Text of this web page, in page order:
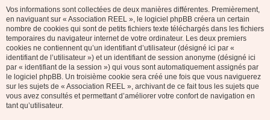
Vos informations sont collectées de deux manières différentes. Premièrement,
en naviguant sur « Association REEL », le logiciel phpBB créera un certain
nombre de cookies qui sont de petits fichiers texte téléchargés dans les fichiers
temporaires du navigateur internet de votre ordinateur. Les deux premiers
cookies ne contiennent qu’un identifiant d’utilisateur (désigné ici par «
identifiant de l’utilisateur ») et un identifiant de session anonyme (désigné ici
par « identifiant de la session ») qui vous sont automatiquement assignés par
le logiciel phpBB. Un troisième cookie sera créé une fois que vous naviguerez
sur les sujets de « Association REEL », archivant de ce fait tous les sujets que
vous avez consultés et permettant d’améliorer votre confort de navigation en
tant qu’utilisateur.